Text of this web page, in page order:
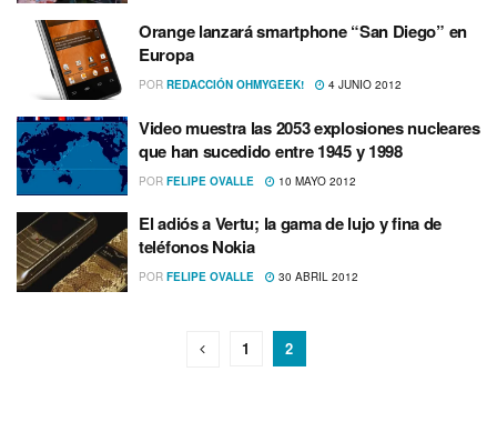
Orange lanzará smartphone “San Diego” en
Europa
POR REDACCIÓN OHMYGEEK! 4 JUNIO 2012
Video muestra las 2053 explosiones nucleares
que han sucedido entre 1945 y 1998
POR FELIPE OVALLE 10 MAYO 2012
El adiós a Vertu; la gama de lujo y fina de
teléfonos Nokia
POR FELIPE OVALLE 30 ABRIL 2012
1 2